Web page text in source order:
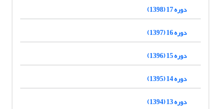
دوره 17 (1398)
دوره 16 (1397)
دوره 15 (1396)
دوره 14 (1395)
دوره 13 (1394)